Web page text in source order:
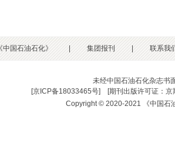
中国石油石化》 集团报刊 联系我
未经中国石油石化杂志书
[京ICP备18033465号] [期刊出版许可证：
Copyright © 2020-2021 《中国石